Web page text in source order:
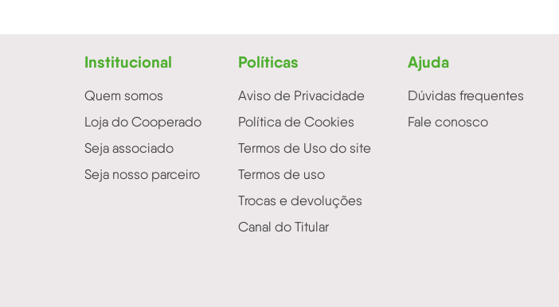
Institucional
Quem somos
Loja do Cooperado
Seja associado
Seja nosso parceiro
Políticas
Aviso de Privacidade
Política de Cookies
Termos de Uso do site
Termos de uso
Trocas e devoluções
Canal do Titular
Ajuda
Dúvidas frequentes
Fale conosco